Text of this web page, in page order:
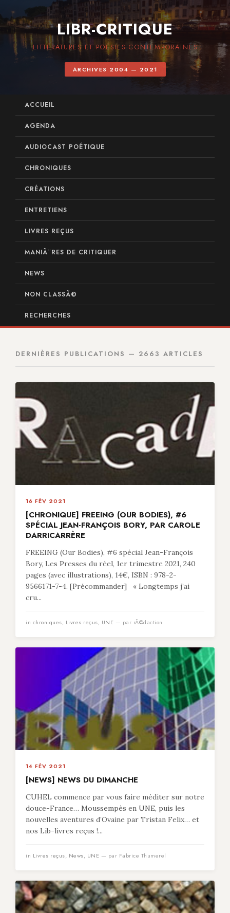
LIBR-CRITIQUE
LITTÉRATURES ET POÉSIES CONTEMPORAINES
ARCHIVES 2004 — 2021
ACCUEIL
AGENDA
AUDIOCAST POÉTIQUE
CHRONIQUES
CRÉATIONS
ENTRETIENS
LIVRES REÇUS
MANIÃ¨RES DE CRITIQUER
NEWS
NON CLASSÃ©
RECHERCHES
DERNIÈRES PUBLICATIONS — 2663 ARTICLES
16 FÉV 2021
[CHRONIQUE] FREEING (OUR BODIES), #6
SPÉCIAL JEAN-FRANÇOIS BORY, PAR CAROLE
DARRICARRÈRE
FREEING (Our Bodies), #6 spécial Jean-François
Bory, Les Presses du réel, 1er trimestre 2021, 240
pages (avec illustrations), 14€, ISBN : 978-2-
9566171-7-4. [Précommander] « Longtemps j’ai
cru...
in chroniques, Livres reçus, UNE — par rÃ©daction
14 FÉV 2021
[NEWS] NEWS DU DIMANCHE
CUHEL commence par vous faire méditer sur notre
douce-France… Moussempès en UNE, puis les
nouvelles aventures d’Ovaine par Tristan Felix… et
nos Lib-livres reçus !...
in Livres reçus, News, UNE — par Fabrice Thumerel